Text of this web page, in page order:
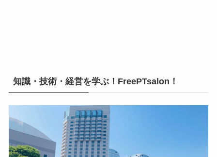
知識・技術・経営を学ぶ！FreePTsalon！